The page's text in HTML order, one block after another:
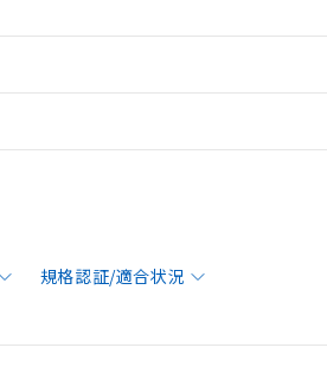
規格認証/適合状況